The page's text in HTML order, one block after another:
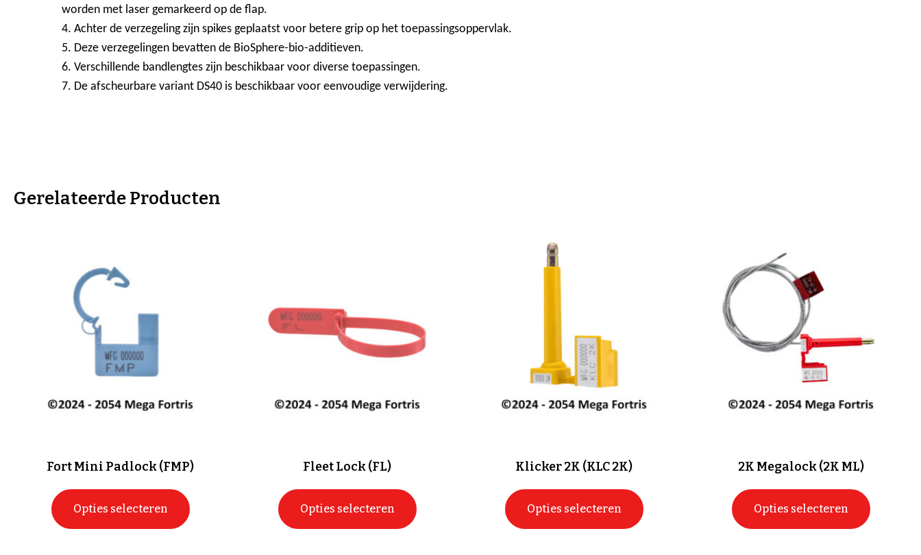
worden met laser gemarkeerd op de flap.
4. Achter de verzegeling zijn spikes geplaatst voor betere grip op het toepassingsoppervlak.
5. Deze verzegelingen bevatten de BioSphere-bio-additieven.
6. Verschillende bandlengtes zijn beschikbaar voor diverse toepassingen.
7. De afscheurbare variant DS40 is beschikbaar voor eenvoudige verwijdering.
Gerelateerde Producten
Fort Mini Padlock (FMP)
Opties selecteren
Fleet Lock (FL)
Opties selecteren
Klicker 2K (KLC 2K)
Opties selecteren
2K Megalock (2K ML)
Opties selecteren